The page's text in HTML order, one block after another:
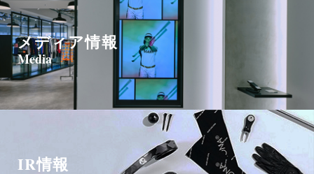
メディア情報
Media
IR情報